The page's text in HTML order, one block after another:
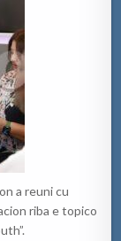
a reuni cu
riba e topico